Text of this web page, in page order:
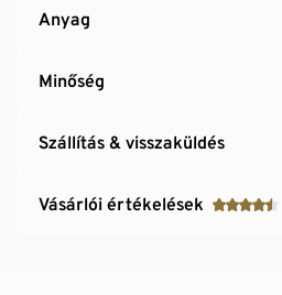
Anyag
Minőség
Szállítás & visszaküldés
Vásárlói értékelések